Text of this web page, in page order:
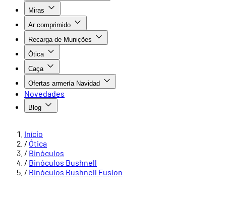
Miras
Ar comprimido
Recarga de Munições
Ótica
Caça
Ofertas armería Navidad
Novedades
Blog
Início
/ Ótica
/ Binóculos
/ Binóculos Bushnell
/ Binóculos Bushnell Fusion